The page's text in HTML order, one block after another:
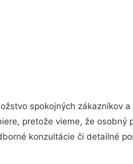
spokojných zákazníkov
pretože vieme, že osobný
konzultácie či detailné